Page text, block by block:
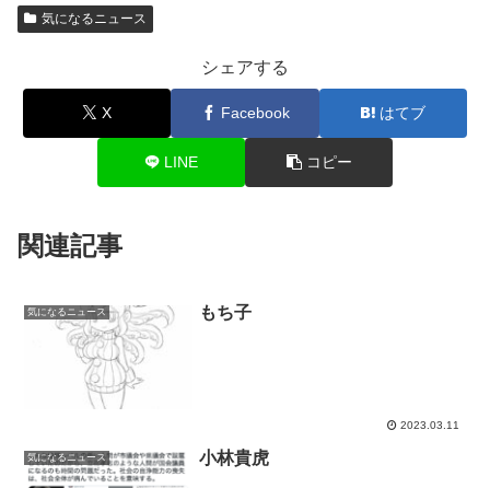
気になるニュース
シェアする
X Facebook はてブ
LINE コピー
関連記事
気になるニュース もち子
2023.03.11
気になるニュース 小林貴虎